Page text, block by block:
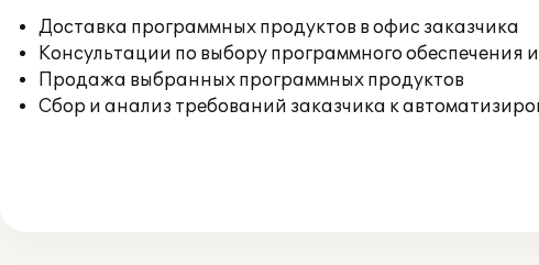
Доставка программных продуктов в офис заказчика
Консультации по выбору программного обеспечения
Продажа выбранных программных продуктов
Сбор и анализ требований заказчика к